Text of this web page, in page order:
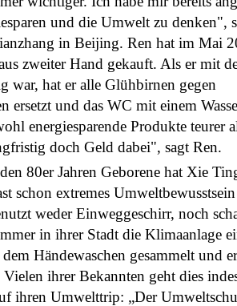
und die Umwelt zu denken",
in Beijing. Ren hat im Mai
zweiter Hand gekauft. Als er mit
war, hat er alle Glühbirnen gegen
ersetzt und das WC mit einem
energiesparende Produkte teurer
doch Geld dabei", sagt Ren.
80er Jahren Geborene hat Xie
schon extremes Umweltbewusstsein
weder Einweggeschirr, noch
in ihrer Stadt die Klimaanlage
Händewaschen gesammelt und
ihrer Bekannten geht dies
ihren Umwelttrip: „Der